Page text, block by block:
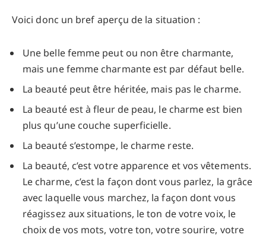
Voici donc un bref aperçu de la situation :
Une belle femme peut ou non être charmante,
mais une femme charmante est par défaut belle.
La beauté peut être héritée, mais pas le charme.
La beauté est à fleur de peau, le charme est bien
plus qu’une couche superficielle.
La beauté s’estompe, le charme reste.
La beauté, c’est votre apparence et vos vêtements.
Le charme, c’est la façon dont vous parlez, la grâce
avec laquelle vous marchez, la façon dont vous
réagissez aux situations, le ton de votre voix, le
choix de vos mots, votre ton, votre sourire, votre